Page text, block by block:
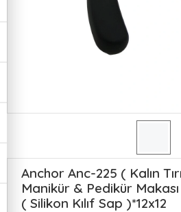
Anchor Anc-225 ( Kalın
Manikür & Pedikür
( Silikon Kılıf Sap )*12x12